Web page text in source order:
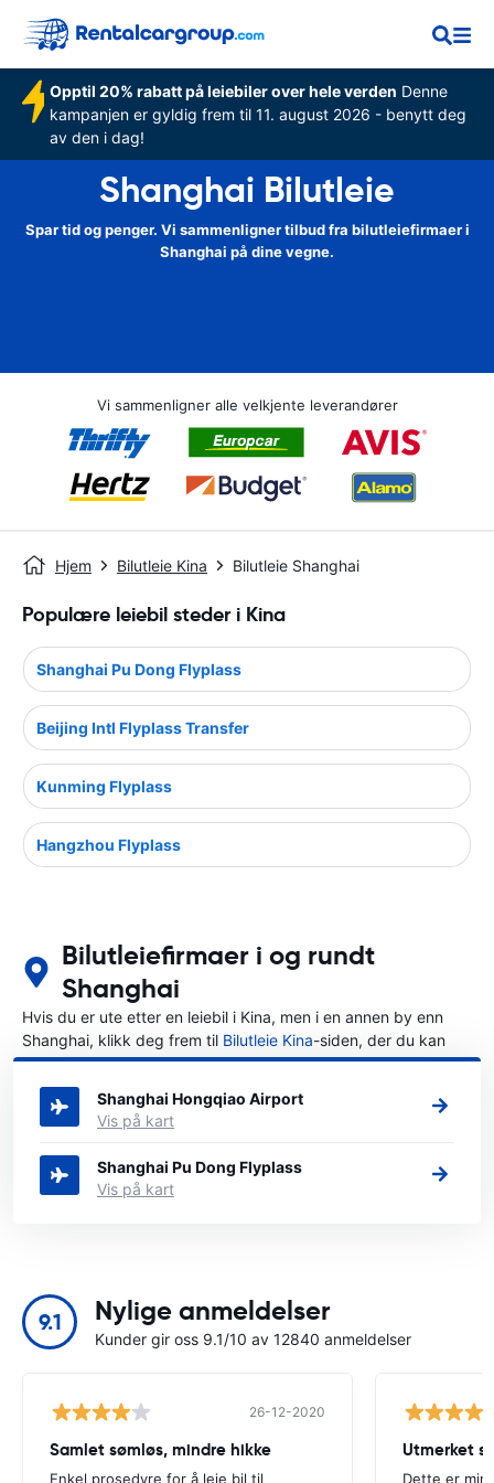
Opptil 20% rabatt på leiebiler over hele verden Denne
kampanjen er gyldig frem til 11. august 2026 - benytt deg
av den i dag!
Shanghai Bilutleie
Spar tid og penger. Vi sammenligner tilbud fra bilutleiefirmaer i
Shanghai på dine vegne.
Vi sammenligner alle velkjente leverandører
Hjem Bilutleie Kina Bilutleie Shanghai
Populære leiebil steder i Kina
Shanghai Pu Dong Flyplass
Beijing Intl Flyplass Transfer
Kunming Flyplass
Hangzhou Flyplass
Bilutleiefirmaer i og rundt
Shanghai
Hvis du er ute etter en leiebil i Kina, men i en annen by enn
Shanghai, klikk deg frem til Bilutleie Kina-siden, der du kan
velge byen i Kina der du vil leie en bil.
Shanghai Hongqiao Airport
Vis på kart
Shanghai Pu Dong Flyplass
Vis på kart
9.1 Nylige anmeldelser
Kunder gir oss 9.1/10 av 12840 anmeldelser
26-12-2020
Samlet sømløs, mindre hikke
Enkel prosedyre for å leie bil til
Utmerket
Dette er min